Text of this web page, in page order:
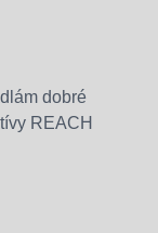
dobré
REACH